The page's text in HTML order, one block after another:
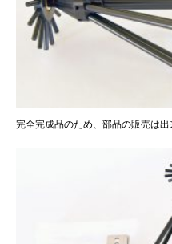
完全完成品のため、部品の販売は